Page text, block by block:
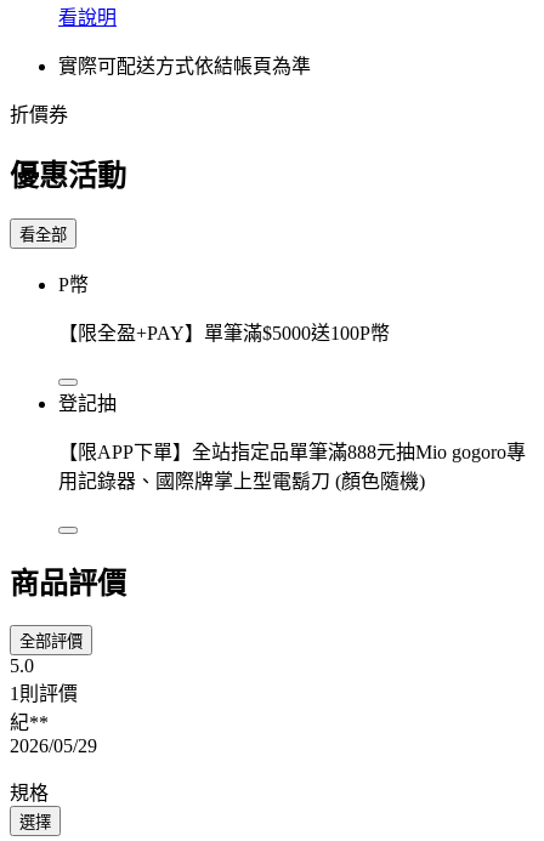
看說明
實際可配送方式依結帳頁為準
折價券
優惠活動
看全部
P幣
【限全盈+PAY】單筆滿$5000送100P幣
登記抽
【限APP下單】全站指定品單筆滿888元抽Mio gogoro專
用記錄器、國際牌掌上型電鬍刀 (顏色隨機)
商品評價
全部評價
5.0
1則評價
紀**
2026/05/29
規格
選擇